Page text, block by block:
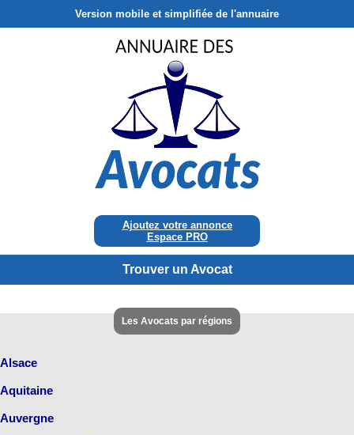
Version mobile et simplifiée de l'annuaire
Ajoutez votre annonce
Espace PRO
Trouver un Avocat
Les Avocats par régions
Alsace
Aquitaine
Auvergne